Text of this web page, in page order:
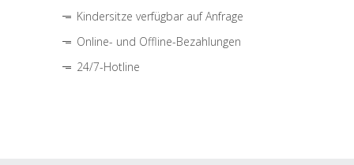
Kindersitze verfügbar auf Anfrage
Online- und Offline-Bezahlungen
24/7-Hotline